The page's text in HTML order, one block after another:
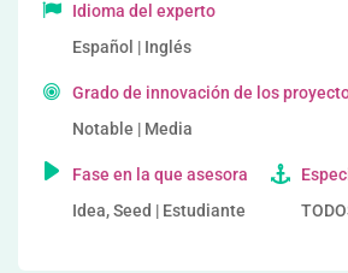
Idioma del experto
Español | Inglés
Grado de innovación de los
Notable | Media
Fase en la que asesora
Idea, Seed | Estudiante